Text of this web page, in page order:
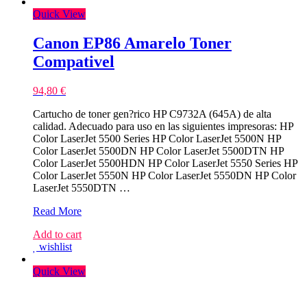
Quick View
Canon EP86 Amarelo Toner
Compativel
94,80 €
Cartucho de toner gen?rico HP C9732A (645A) de alta
calidad. Adecuado para uso en las siguientes impresoras: HP
Color LaserJet 5500 Series HP Color LaserJet 5500N HP
Color LaserJet 5500DN HP Color LaserJet 5500DTN HP
Color LaserJet 5500HDN HP Color LaserJet 5550 Series HP
Color LaserJet 5550N HP Color LaserJet 5550DN HP Color
LaserJet 5550DTN …
Canon
Amarelo
Toner
Read More
Add to cart
wishlist
Quick View